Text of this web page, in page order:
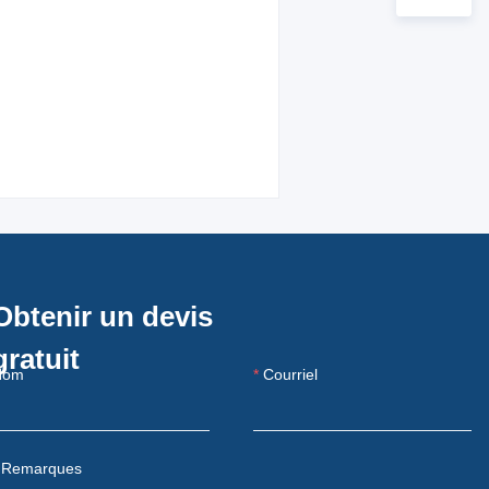
Courriel
Remarques
un devis